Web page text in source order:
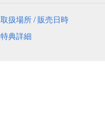
取扱場所 / 販売日時
特典詳細